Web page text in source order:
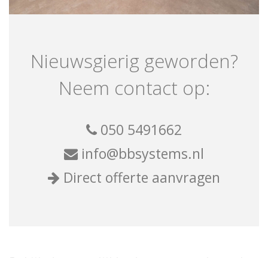
Nieuwsgierig geworden?
Neem contact op:
050 5491662
info@bbsystems.nl
Direct offerte aanvragen